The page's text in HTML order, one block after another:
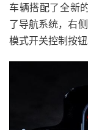
车辆搭配了全新
了导航系统，右
模式开关控制按钮